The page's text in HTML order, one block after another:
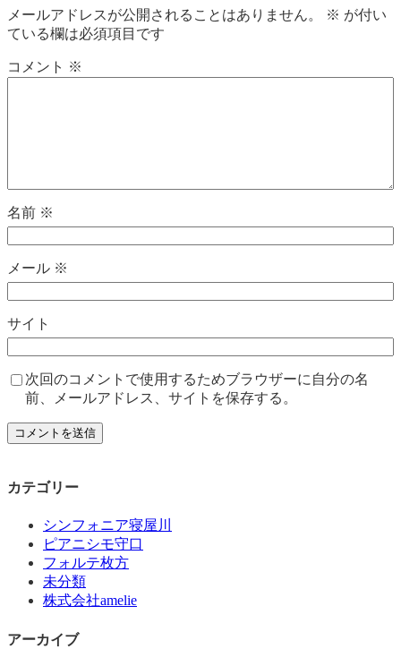
メールアドレスが公開されることはありません。 ※ が付い
ている欄は必須項目です
コメント ※
名前 ※
メール ※
サイト
次回のコメントで使用するためブラウザーに自分の名
前、メールアドレス、サイトを保存する。
カテゴリー
シンフォニア寝屋川
ピアニシモ守口
フォルテ枚方
未分類
株式会社amelie
アーカイブ